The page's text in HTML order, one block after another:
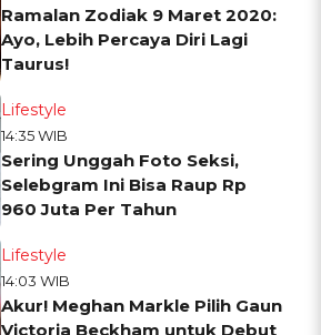
Ramalan Zodiak 9 Maret 2020:
Ayo, Lebih Percaya Diri Lagi
Taurus!
Lifestyle
14:35 WIB
Sering Unggah Foto Seksi,
Selebgram Ini Bisa Raup Rp
960 Juta Per Tahun
Lifestyle
14:03 WIB
Akur! Meghan Markle Pilih Gaun
Victoria Beckham untuk Debut